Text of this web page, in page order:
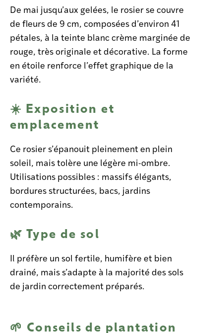
De mai jusqu’aux gelées, le rosier se couvre
de fleurs de 9 cm, composées d’environ 41
pétales, à la teinte blanc crème marginée de
rouge, très originale et décorative. La forme
en étoile renforce l’effet graphique de la
variété.
☀️ Exposition et
emplacement
Ce rosier s’épanouit pleinement en plein
soleil, mais tolère une légère mi-ombre.
Utilisations possibles : massifs élégants,
bordures structurées, bacs, jardins
contemporains.
🌿 Type de sol
Il préfère un sol fertile, humifère et bien
drainé, mais s’adapte à la majorité des sols
de jardin correctement préparés.
🌱 Conseils de plantation